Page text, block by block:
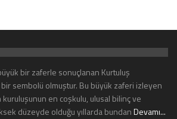
bir zaferle sonuçlanan Kurtuluş
bir sembolü olmuştur. Bu büyük zaferi izleyen
kuruluşunun en coşkulu, ulusal bilinç ve
düzeyde olduğu yıllarda bundanDevamı...